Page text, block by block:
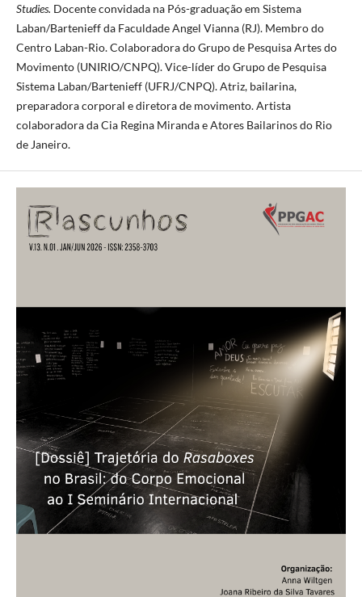
Studies. Docente convidada na Pós-graduação em Sistema
Laban/Bartenieff da Faculdade Angel Vianna (RJ). Membro do
Centro Laban-Rio. Colaboradora do Grupo de Pesquisa Artes do
Movimento (UNIRIO/CNPQ). Vice-líder do Grupo de Pesquisa
Sistema Laban/Bartenieff (UFRJ/CNPQ). Atriz, bailarina,
preparadora corporal e diretora de movimento. Artista
colaboradora da Cia Regina Miranda e Atores Bailarinos do Rio
de Janeiro.